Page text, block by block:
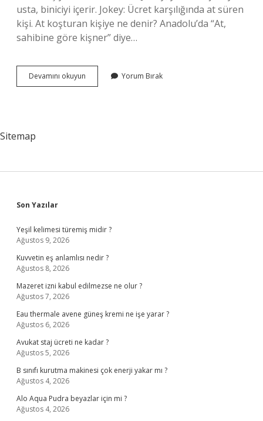
usta, biniciyi içerir. Jokey: Ücret karşılığında at süren
kişi. At koşturan kişiye ne denir? Anadolu’da “At,
sahibine göre kişner” diye…
Devamını okuyun
Atına
Yorum Bırak
Sitemap
Sidebar
Son Yazılar
Yeşil kelimesi türemiş midir ?
Ağustos 9, 2026
Kuvvetin eş anlamlısı nedir ?
Ağustos 8, 2026
Mazeret izni kabul edilmezse ne olur ?
Ağustos 7, 2026
Eau thermale avene güneş kremi ne işe yarar ?
Ağustos 6, 2026
Avukat staj ücreti ne kadar ?
Ağustos 5, 2026
B sınıfı kurutma makinesi çok enerji yakar mı ?
Ağustos 4, 2026
Alo Aqua Pudra beyazlar için mi ?
Ağustos 4, 2026